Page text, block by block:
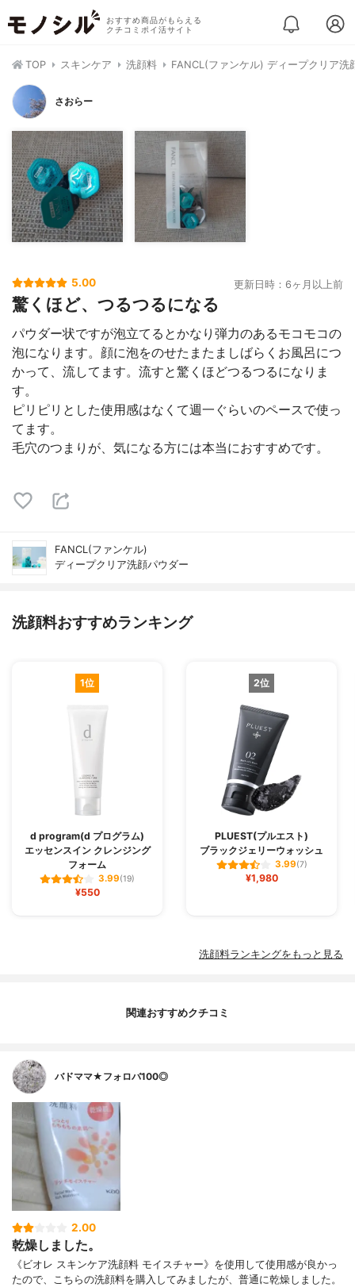
おすすめ商品がもらえる
クチコミポイ活サイト
TOP スキンケア 洗顔料 FANCL(ファンケル) ディープクリア洗
さおらー
5.00 更新日時：6ヶ月以上前
驚くほど、つるつるになる
パウダー状ですが泡立てるとかなり弾力のあるモコモコの
泡になります。顔に泡をのせたまたましばらくお風呂につ
かって、流してます。流すと驚くほどつるつるになりま
す。
ピリピリとした使用感はなくて週一ぐらいのペースで使っ
てます。
毛穴のつまりが、気になる方には本当におすすめです。
FANCL(ファンケル)
ディープクリア洗顔パウダー
洗顔料おすすめランキング
1位
d program(d プログラム)
エッセンスイン クレンジング
フォーム
3.99(19)
¥550
2位
PLUEST(プルエスト)
ブラックジェリーウォッシュ
3.99(7)
¥1,980
洗顔料ランキングをもっと見る
関連おすすめクチコミ
バドママ★フォロバ100◎
2.00
乾燥しました。
《ビオレ スキンケア洗顔料 モイスチャー》を使用して使用感が良かっ
たので、こちらの洗顔料を購入してみましたが、普通に乾燥しました。